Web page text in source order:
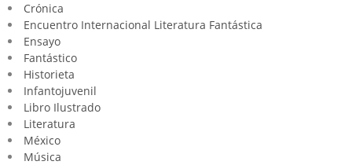
Crónica
Encuentro Internacional Literatura Fantástica
Ensayo
Fantástico
Historieta
Infantojuvenil
Libro Ilustrado
Literatura
México
Música